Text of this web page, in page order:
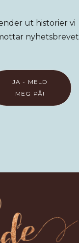
ut historier vi
nyhetsbrevet